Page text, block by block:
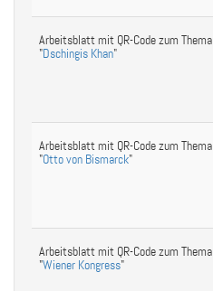
Arbeitsblatt mit QR-Code zum Thema
"Dschingis Khan"
Arbeitsblatt mit QR-Code zum Thema
"Otto von Bismarck"
Arbeitsblatt mit QR-Code zum Thema
"Wiener Kongress"